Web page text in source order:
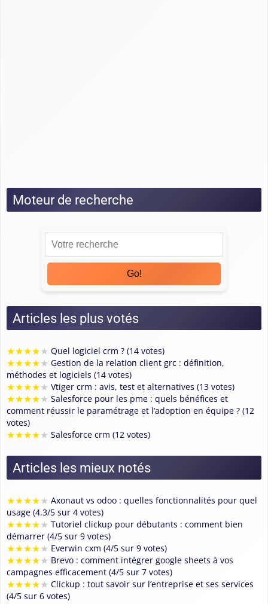
Moteur de recherche
Go!
Articles les plus votés
★★★★★ Quel logiciel crm ? (14 votes)
★★★★★ Gestion de la relation client grc : définition,
méthodes et logiciels (14 votes)
★★★★★ Vtiger crm : avis, test et alternatives (13 votes)
★★★★★ Salesforce pour les pme : quels bénéfices et
comment réussir le paramétrage et l’adoption en équipe ? (12
votes)
★★★★★ Salesforce crm (12 votes)
Articles les mieux notés
★★★★★ Axonaut vs odoo : quelles fonctionnalités pour quel
usage (4.3/5 sur 4 votes)
★★★★★ Tutoriel clickup pour débutants : comment bien
démarrer (4/5 sur 9 votes)
★★★★★ Everwin cxm (4/5 sur 9 votes)
★★★★★ Brevo : comment intégrer google sheets à vos
campagnes efficacement (4/5 sur 7 votes)
★★★★★ Clickup : tout savoir sur l’entreprise et ses services
(4/5 sur 6 votes)